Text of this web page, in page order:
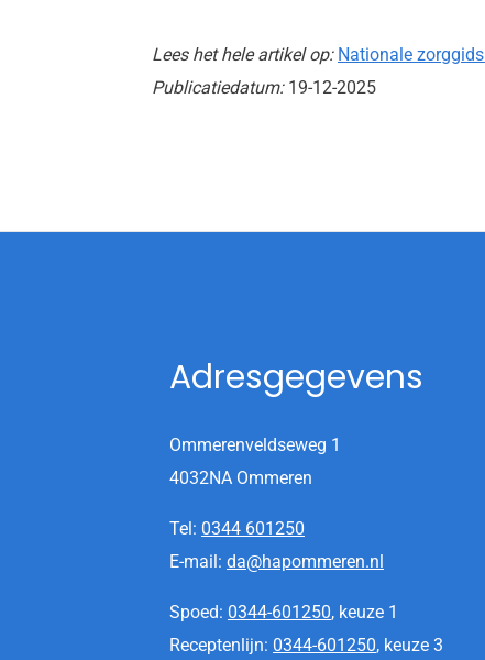
Lees het hele artikel op: Nationale zorggids
Publicatiedatum: 19-12-2025
Adresgegevens
Ommerenveldseweg 1
4032NA Ommeren
Tel: 0344 601250
E-mail: da@hapommeren.nl
Spoed: 0344-601250, keuze 1
Receptenlijn: 0344-601250, keuze 3